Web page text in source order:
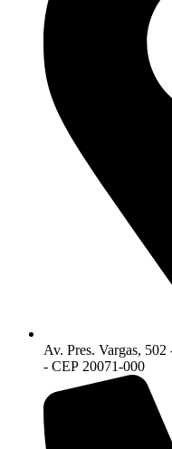
Av. Pres. Vargas, 502
- CEP 20071-000